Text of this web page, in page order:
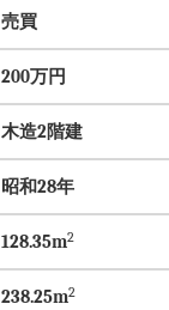
売買
200万円
木造2階建
昭和28年
128.35m2
238.25m2